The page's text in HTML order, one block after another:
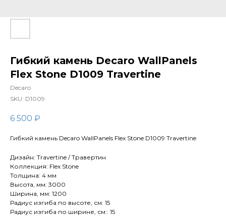
Гибкий камень Decaro WallPanels
Flex Stone D1009 Travertine
Decaro
SKU: D1009
6 500 ₽
Гибкий камень Decaro WallPanels Flex Stone D1009 Travertine
Дизайн: Travertine / Травертин
Коллекция: Flex Stone
Толщина: 4 мм
Высота, мм: 3000
Ширина, мм: 1200
Радиус изгиба по высоте, см: 15
Радиус изгиба по ширине, см:: 15